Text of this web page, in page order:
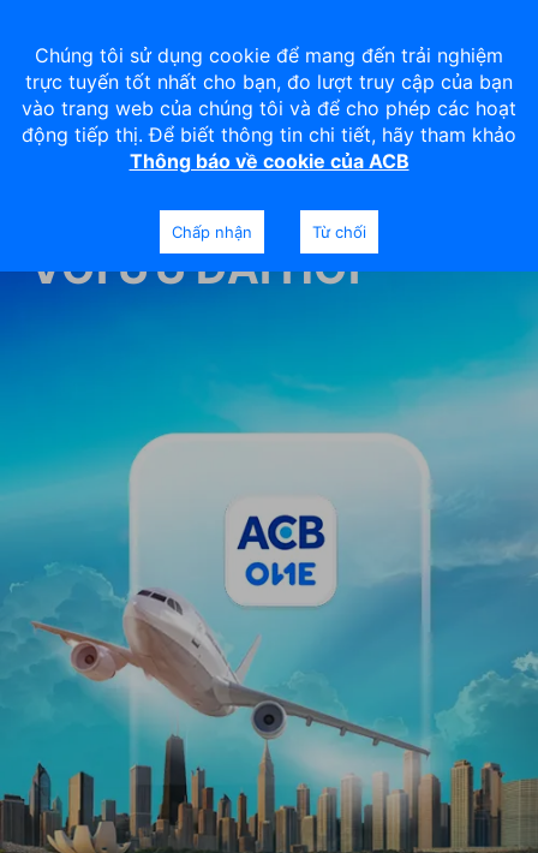
VI VU KHẮP CHỐN
VỚI ƯU ĐÃI HỜI
Chúng tôi sử dụng cookie để mang đến trải nghiệm
trực tuyến tốt nhất cho bạn, đo lượt truy cập của bạn
vào trang web của chúng tôi và để cho phép các hoạt
động tiếp thị. Để biết thông tin chi tiết, hãy tham khảo
Thông báo về cookie của ACB
Chấp nhận Từ chối